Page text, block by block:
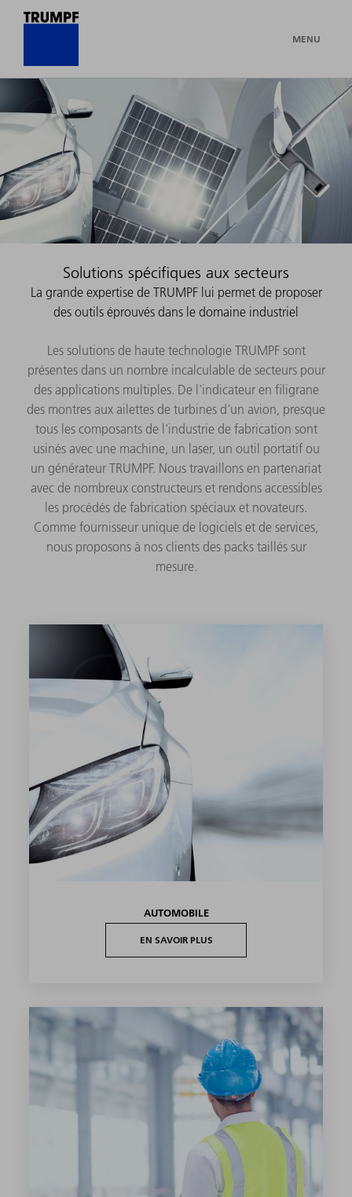
MENU
Solutions spécifiques aux secteurs
La grande expertise de TRUMPF lui permet de proposer
des outils éprouvés dans le domaine industriel
Les solutions de haute technologie TRUMPF sont
présentes dans un nombre incalculable de secteurs pour
des applications multiples. De l'indicateur en filigrane
des montres aux ailettes de turbines d'un avion, presque
tous les composants de l'industrie de fabrication sont
usinés avec une machine, un laser, un outil portatif ou
un générateur TRUMPF. Nous travaillons en partenariat
avec de nombreux constructeurs et rendons accessibles
les procédés de fabrication spéciaux et novateurs.
Comme fournisseur unique de logiciels et de services,
nous proposons à nos clients des packs taillés sur
mesure.
AUTOMOBILE
EN SAVOIR PLUS